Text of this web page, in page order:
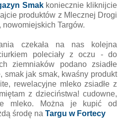
Smakkoniecznie kliknijcie
produktów z Mlecznej Drogi
Targów.
czekała na nas kolejna
poleciały z oczu - do
ziemniaków podano zsiadłe
smak jak smak, kwaśny produkt
rewelacyjne mleko zsiadłe z
z dzieciństwa! cudowne,
mleko. Można je kupić od
środę na Targu w Fortecy